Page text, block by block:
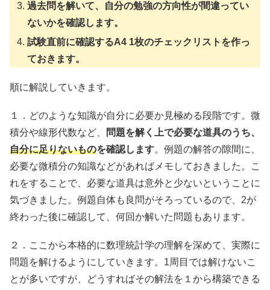
過去問を解いて、自分の勉強の方向性が間違ってい
ないかを確認します。
試験直前に確認するA4 1枚のチェックリストを作っ
ておきます。
順に解説していきます。
１．どのような知識が自分に必要か見極める段階です。微
積分や線形代数など、
問題を解く上で必要な道具のうち、
自分に足りないものを確認します。例題の解答の隙間に、
必要な微積分の知識などがあればメモしておきました。こ
れをすることで、必要な道具は意外と少ないということに
気づきました。例題自体も良問がそろっているので、2が
終わった後に確認して、何回か解いた問題もあります。
２．ここから本格的に数理統計学の理解を深めて、実際に
問題を解けるようにしていきます。1周目では解けないこ
とが多いですが、どうすればその解法を１から構築できる